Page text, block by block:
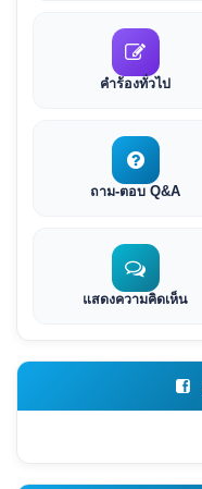
คำร้องทั่วไป
ถาม-ตอบ Q&A
แสดงความคิดเห็น